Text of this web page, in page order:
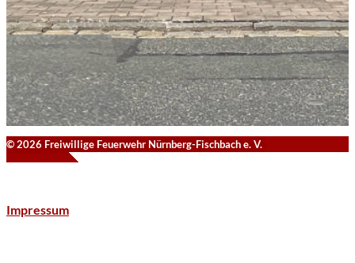
© 2026 Freiwillige Feuerwehr Nürnberg-Fischbach e. V.
Impressum